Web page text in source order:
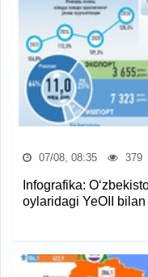
07/08, 08:35 379
Infografika:
oylaridagi YeOII